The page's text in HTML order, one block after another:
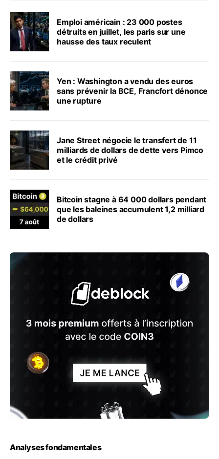
Emploi américain : 23 000 postes
détruits en juillet, les paris sur une
hausse des taux reculent
Yen : Washington a vendu des euros
sans prévenir la BCE, Francfort dénonce
une rupture
Jane Street négocie le transfert de 11
milliards de dollars de dette vers Pimco
et le crédit privé
Bitcoin stagne à 64 000 dollars pendant
que les baleines accumulent 1,2 milliard
de dollars
Analyses fondamentales